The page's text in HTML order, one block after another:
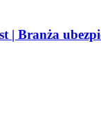
| Branża